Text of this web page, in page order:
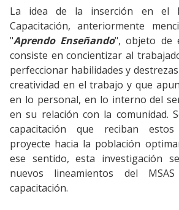
La idea de la inserción en el
Capacitación, anteriormente
"Aprendo Enseñando", objeto de
consiste en concientizar al
perfeccionar habilidades y
creatividad en el trabajo y que
en lo personal, en lo interno del
en su relación con la comunidad.
capacitación que reciban
proyecte hacia la población
ese sentido, esta investigación
nuevos lineamientos del
capacitación.